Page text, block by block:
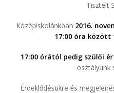
Tisztelt
Középiskolánkban 2016.
17:00 óra
17:00 órától pedig szülői
osztályunk
Érdeklődésükre és